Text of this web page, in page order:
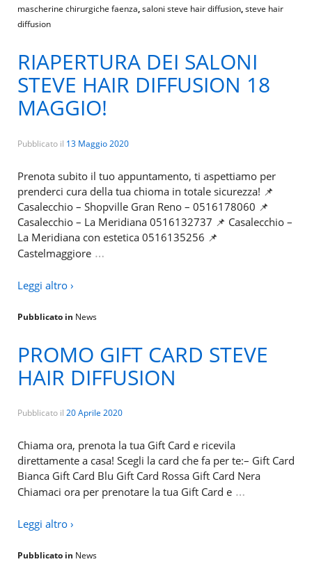
mascherine chirurgiche faenza,saloni steve hair diffusion,steve hair
diffusion
RIAPERTURA DEI SALONI
STEVE HAIR DIFFUSION 18
MAGGIO!
Pubblicato il 13 Maggio 2020
Prenota subito il tuo appuntamento, ti aspettiamo per
prenderci cura della tua chioma in totale sicurezza! 📌
Casalecchio – Shopville Gran Reno – 0516178060 📌
Casalecchio – La Meridiana 0516132737 📌 Casalecchio –
La Meridiana con estetica 0516135256 📌
Castelmaggiore …
Leggi altro ›
Pubblicato in News
PROMO GIFT CARD STEVE
HAIR DIFFUSION
Pubblicato il 20 Aprile 2020
Chiama ora, prenota la tua Gift Card e ricevila
direttamente a casa! Scegli la card che fa per te:– Gift Card
Bianca Gift Card Blu Gift Card Rossa Gift Card Nera
Chiamaci ora per prenotare la tua Gift Card e …
Leggi altro ›
Pubblicato in News